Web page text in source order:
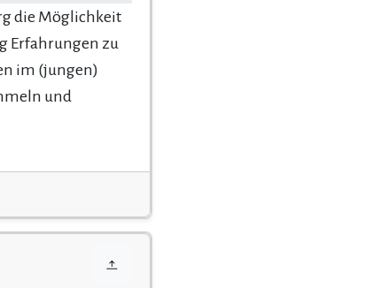
die Möglichkeit
Erfahrungen zu
im (jungen)
und